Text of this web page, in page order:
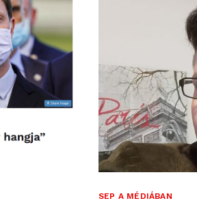
SEP A MÉDIÁBAN